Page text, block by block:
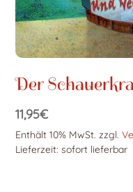
Der
11,95€
Enthält 10% MwSt. zzgl.
Lieferzeit: sofort lieferbar